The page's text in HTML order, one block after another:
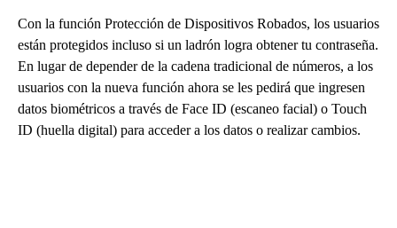
Con la función Protección de Dispositivos Robados, los usuarios
están protegidos incluso si un ladrón logra obtener tu contraseña.
En lugar de depender de la cadena tradicional de números, a los
usuarios con la nueva función ahora se les pedirá que ingresen
datos biométricos a través de Face ID (escaneo facial) o Touch
ID (huella digital) para acceder a los datos o realizar cambios.